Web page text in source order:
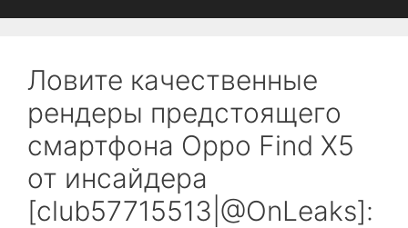
Ловите качественные
рендеры предстоящего
смартфона Oppo Find X5
от инсайдера
[club57715513|@OnLeaks]: